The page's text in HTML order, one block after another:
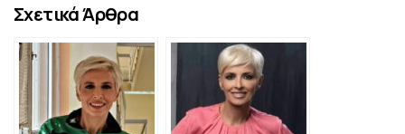
Σχετικά Άρθρα